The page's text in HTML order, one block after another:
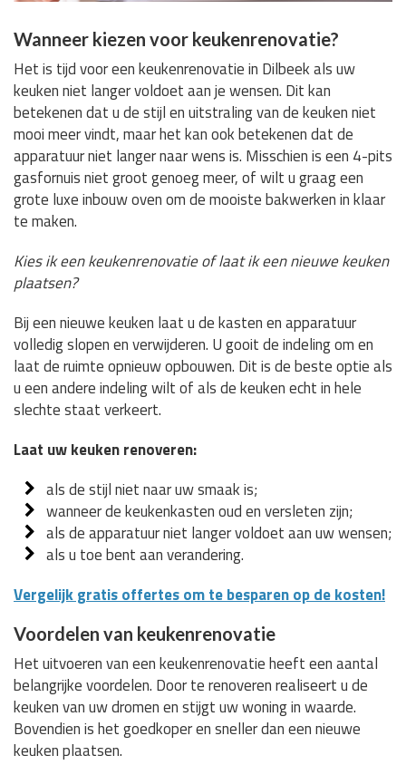
Wanneer kiezen voor keukenrenovatie?
Het is tijd voor een keukenrenovatie in Dilbeek als uw
keuken niet langer voldoet aan je wensen. Dit kan
betekenen dat u de stijl en uitstraling van de keuken niet
mooi meer vindt, maar het kan ook betekenen dat de
apparatuur niet langer naar wens is. Misschien is een 4-pits
gasfornuis niet groot genoeg meer, of wilt u graag een
grote luxe inbouw oven om de mooiste bakwerken in klaar
te maken.
Kies ik een keukenrenovatie of laat ik een nieuwe keuken
plaatsen?
Bij een nieuwe keuken laat u de kasten en apparatuur
volledig slopen en verwijderen. U gooit de indeling om en
laat de ruimte opnieuw opbouwen. Dit is de beste optie als
u een andere indeling wilt of als de keuken echt in hele
slechte staat verkeert.
Laat uw keuken renoveren:
als de stijl niet naar uw smaak is;
wanneer de keukenkasten oud en versleten zijn;
als de apparatuur niet langer voldoet aan uw wensen;
als u toe bent aan verandering.
Vergelijk gratis offertes om te besparen op de kosten!
Voordelen van keukenrenovatie
Het uitvoeren van een keukenrenovatie heeft een aantal
belangrijke voordelen. Door te renoveren realiseert u de
keuken van uw dromen en stijgt uw woning in waarde.
Bovendien is het goedkoper en sneller dan een nieuwe
keuken plaatsen.